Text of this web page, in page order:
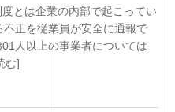
とは企業の内部で起こってい
正を従業員が安全に通報で
人以上の事業者については
む]